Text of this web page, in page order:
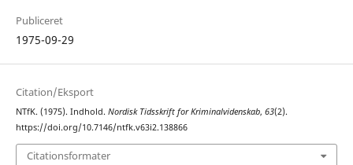
Publiceret
1975-09-29
Citation/Eksport
NTfK. (1975). Indhold. Nordisk Tidsskrift for Kriminalvidenskab, 63(2).
https://doi.org/10.7146/ntfk.v63i2.138866
Citationsformater